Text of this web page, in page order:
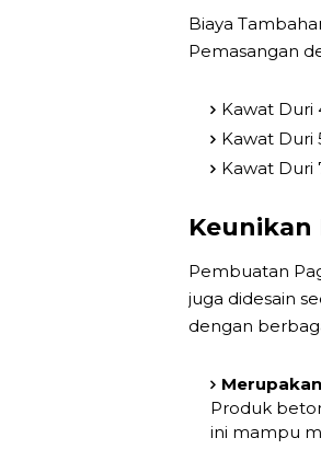
Biaya
Pemasangan
Kawat Duri
Kawat Duri
Kawat Duri
Keunikan
Pembuatan
juga didesain
dengan
Produk
ini mampu